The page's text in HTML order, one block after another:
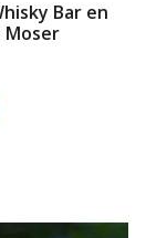
Bar en
Moser